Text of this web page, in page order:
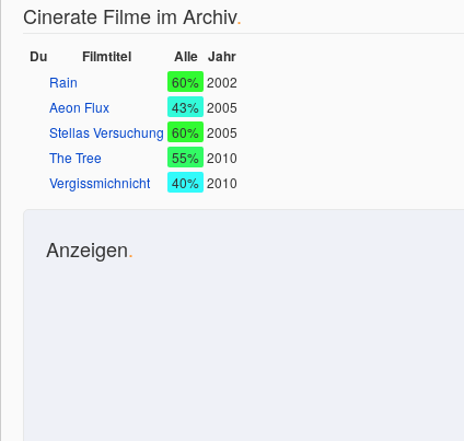
Cinerate Filme im Archiv.
Du Filmtitel Alle Jahr
Rain 60% 2002
Aeon Flux
43% 2005
Stellas Versuchung 60% 2005
The Tree
55% 2010
Vergissmichnicht
40% 2010
Anzeigen.